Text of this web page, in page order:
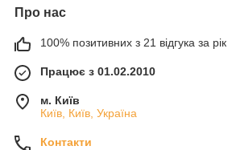
Про нас
100% позитивних з 21 відгука за рік
Працює з 01.02.2010
м. Київ
Київ, Київ, Україна
Контакти